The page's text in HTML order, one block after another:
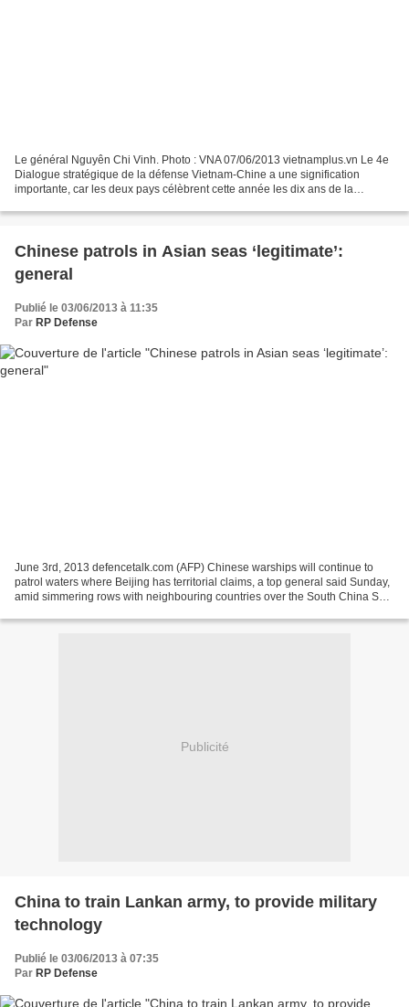
Le général Nguyên Chi Vinh. Photo : VNA 07/06/2013 vietnamplus.vn Le 4e
Dialogue stratégique de la défense Vietnam-Chine a une signification
importante, car les deux pays célèbrent cette année les dix ans de la
Chinese patrols in Asian seas ‘legitimate’:
general
Publié le 03/06/2013 à 11:35
Par RP Defense
June 3rd, 2013 defencetalk.com (AFP) Chinese warships will continue to
patrol waters where Beijing has territorial claims, a top general said Sunday,
amid simmering rows with neighbouring countries over the South China Sea
Publicité
China to train Lankan army, to provide military
technology
Publié le 03/06/2013 à 07:35
Par RP Defense